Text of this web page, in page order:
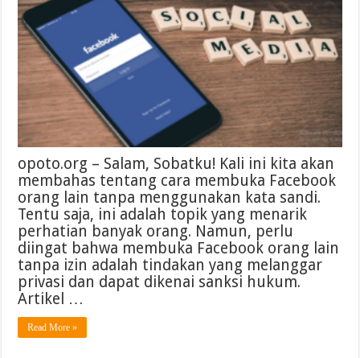
opoto.org – Salam, Sobatku! Kali ini kita akan
membahas tentang cara membuka Facebook
orang lain tanpa menggunakan kata sandi.
Tentu saja, ini adalah topik yang menarik
perhatian banyak orang. Namun, perlu
diingat bahwa membuka Facebook orang lain
tanpa izin adalah tindakan yang melanggar
privasi dan dapat dikenai sanksi hukum.
Artikel …
Read More »